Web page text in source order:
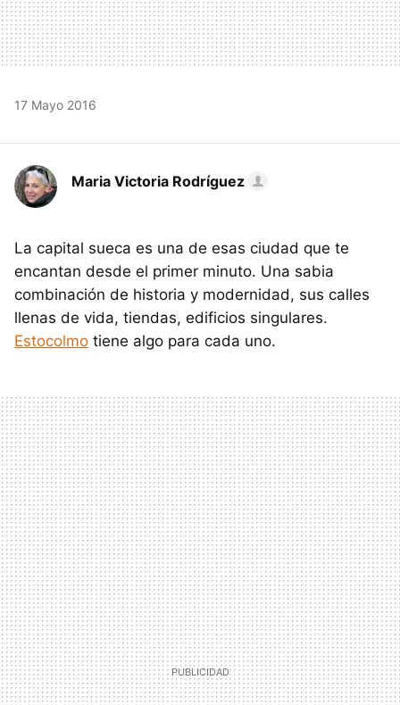
17 Mayo 2016
Maria Victoria Rodríguez
La capital sueca es una de esas ciudad que te
encantan desde el primer minuto. Una sabia
combinación de historia y modernidad, sus calles
llenas de vida, tiendas, edificios singulares.
Estocolmo tiene algo para cada uno.